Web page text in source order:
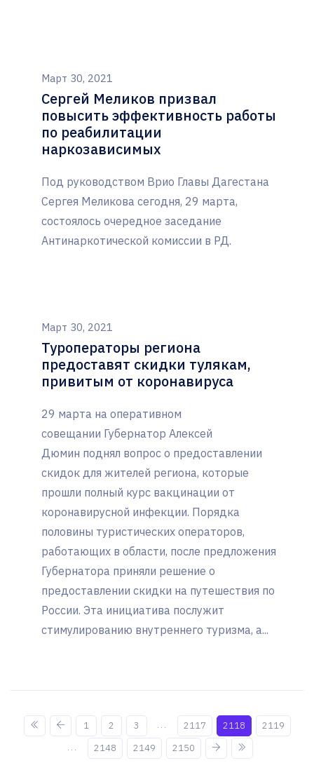
Март 30, 2021
Сергей Меликов призвал
повысить эффективность работы
по реабилитации
наркозависимых
Под руководством Врио Главы Дагестана
Сергея Меликова сегодня, 29 марта,
состоялось очередное заседание
Антинаркотической комиссии в РД.
Март 30, 2021
Туроператоры региона
предоставят скидки тулякам,
привитым от коронавируса
29 марта на оперативном
совещании Губернатор Алексей
Дюмин поднял вопрос о предоставлении
скидок для жителей региона, которые
прошли полный курс вакцинации от
коронавирусной инфекции. Порядка
половины туристических операторов,
работающих в области, после предложения
Губернатора приняли решение о
предоставлении скидки на путешествия по
России. Эта инициатива послужит
стимулированию внутреннего туризма, а...
1 2 3 ... 2117 2118
2119
...
2148 2149 2150